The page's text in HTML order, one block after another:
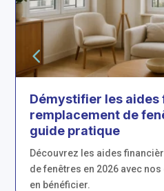
Démystifier les aides
remplacement de
guide pratique
Découvrez les aides
de fenêtres en 2026 avec
en bénéficier.